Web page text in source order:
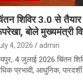
शिविर 3.0 से
बोले मुख्यमंत्री
4, 2026 admin
4 जुलाई 2026 चिंतन
प्रभावी, आधुनिक,